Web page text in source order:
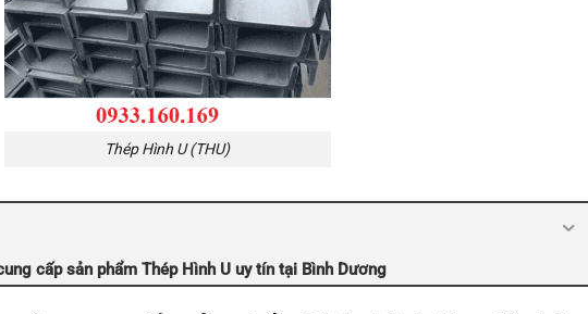
Thép Hình U (THU)
cấp sản phẩm Thép Hình U uy tín tại Bình Dương